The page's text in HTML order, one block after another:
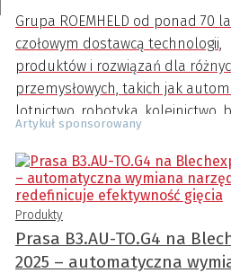
Grupa ROEMHELD od ponad 70
czołowym dostawcą technologii,
produktów i rozwiązań dla
przemysłowych, takich jak
lotnictwo, robotyka, kolejnictwo,
maszyn, przemysł AGD,
medyczny i inne.
Artykuł sponsorowany
Produkty
Prasa B3.AU-TO.G4 na
2025 – automatyczna